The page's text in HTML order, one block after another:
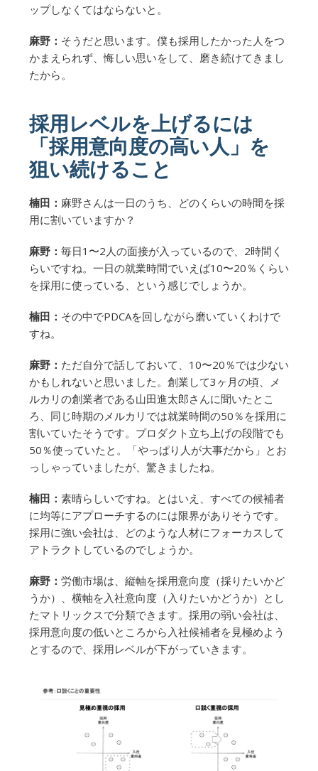
ップしなくてはならないと。
麻野： そうだと思います。僕も採用したかった人をつ
かまえられず、悔しい思いをして、磨き続けてきまし
たから。
採用レベルを上げるには
「採用意向度の高い人」を
狙い続けること
楠田： 麻野さんは一日のうち、どのくらいの時間を採
用に割いていますか？
麻野： 毎日1〜2人の面接が入っているので、2時間く
らいですね。一日の就業時間でいえば10〜20％くらい
を採用に使っている、という感じでしょうか。
楠田： その中でPDCAを回しながら磨いていくわけで
すね。
麻野： ただ自分で話しておいて、10〜20％では少ない
かもしれないと思いました。創業して3ヶ月の頃、メ
ルカリの創業者である山田進太郎さんに聞いたとこ
ろ、同じ時期のメルカリでは就業時間の50％を採用に
割いていたそうです。プロダクト立ち上げの段階でも
50％使っていたと。「やっぱり人が大事だから」とお
っしゃっていましたが、驚きましたね。
楠田： 素晴らしいですね。とはいえ、すべての候補者
に均等にアプローチするのには限界がありそうです。
採用に強い会社は、どのような人材にフォーカスして
アトラクトしているのでしょうか。
麻野： 労働市場は、縦軸を採用意向度（採りたいかど
うか）、横軸を入社意向度（入りたいかどうか）とし
たマトリックスで分類できます。採用の弱い会社は、
採用意向度の低いところから入社候補者を見極めよう
とするので、採用レベルが下がっていきます。